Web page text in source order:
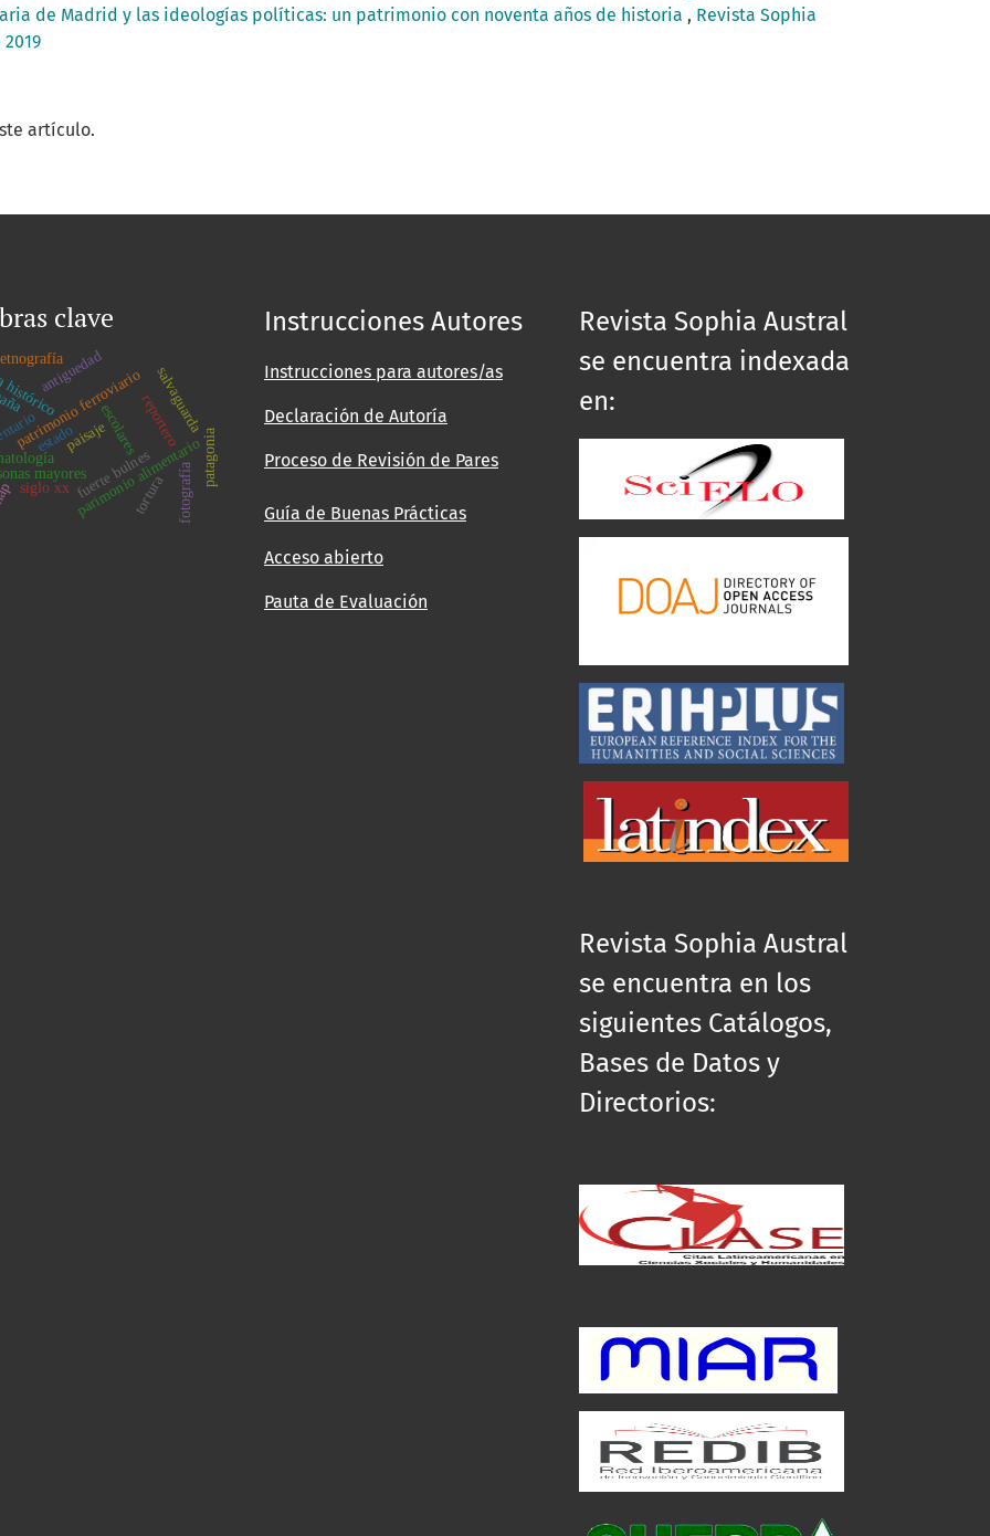
de Madrid y las ideologías políticas: un patrimonio con noventa años de historia , Revista Sophia
artículo.
clave
escolares
parimonio alimentario
patrimonio ferroviario
fuerte bulnes
mayores
salvaguarda
antiguedad
estado
fotografía
siglo xx
etnografía
paisaje reportero
tortura
patagonia
Instrucciones Autores
Instrucciones para autores/as
Declaración de Autoría
Proceso de Revisión de Pares
Guía de Buenas Prácticas
Acceso abierto
Pauta de Evaluación
Revista Sophia Austral
se encuentra indexada
en:
Revista Sophia Austral
se encuentra en los
siguientes Catálogos,
Bases de Datos y
Directorios: